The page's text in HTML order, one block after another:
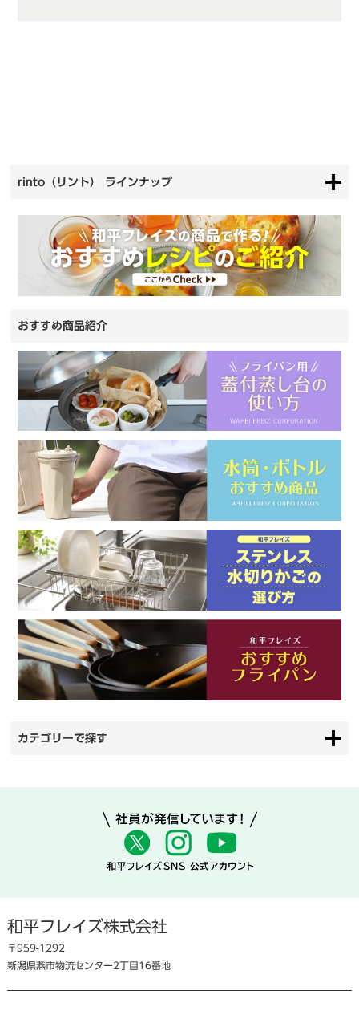
rinto（リント） ラインナップ
おすすめ商品紹介
カテゴリーで探す
和平フレイズ株式会社
〒959-1292
新潟県燕市物流センター2丁目16番地